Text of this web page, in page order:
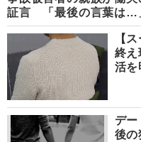
証言 「最後の言葉は…
【
終
活を
デ
後